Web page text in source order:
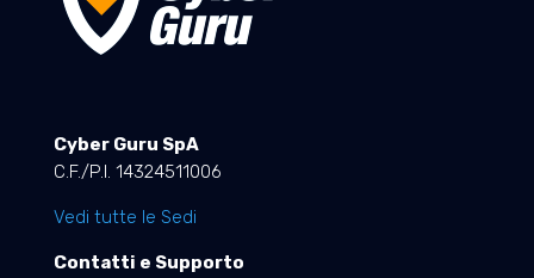
Cyber Guru SpA
C.F./P.I. 14324511006
Vedi tutte le Sedi
Contatti e Supporto